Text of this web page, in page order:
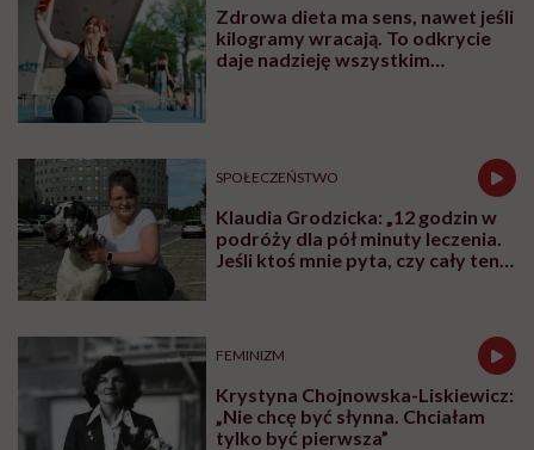
Zdrowa dieta ma sens, nawet jeśli
kilogramy wracają. To odkrycie
daje nadzieję wszystkim
SPOŁECZEŃSTWO
Klaudia Grodzicka: „12 godzin w
podróży dla pół minuty leczenia.
Jeśli ktoś mnie pyta, czy cały ten
FEMINIZM
Krystyna Chojnowska-Liskiewicz:
„Nie chcę być słynna. Chciałam
tylko być pierwsza”